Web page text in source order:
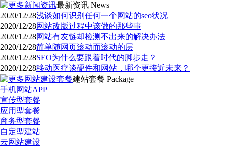
最新资讯 News
2020/12/28浅谈如何识别任何一个网站的seo状况
2020/12/28网站改版过程中该做的那些事
2020/12/28网站有友链却检测不出来的解决办法
2020/12/28简单随网页滚动而滚动的层
2020/12/28SEO为什么要跟着时代的脚步走？
2020/12/28移动医疗谈硬件和网站，哪个更接近未来？
建站套餐 Package
手机网站APP
宣传型套餐
应用型套餐
商务型套餐
自定型建站
云网站建设